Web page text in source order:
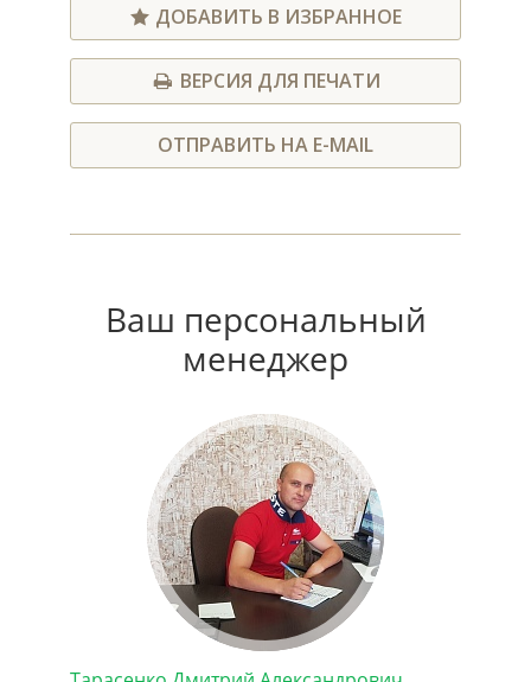
ДОБАВИТЬ В ИЗБРАННОЕ
ВЕРСИЯ ДЛЯ ПЕЧАТИ
ОТПРАВИТЬ НА E-MAIL
Ваш персональный
менеджер